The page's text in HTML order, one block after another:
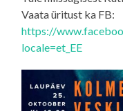
Vaata üritust ka FB:
https://
locale=et_EE